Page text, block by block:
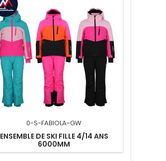
0-S-FABIOLA-GW
ENSEMBLE DE SKI FILLE 4/14 ANS
6000MM